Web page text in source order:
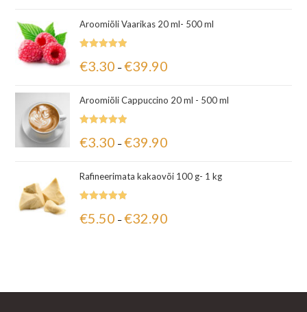
Aroomiõli Vaarikas 20 ml- 500 ml
5.00/ 5
€3.30 – €39.90
Aroomiõli Cappuccino 20 ml - 500 ml
5.00/ 5
€3.30 – €39.90
Rafineerimata kakaovõi 100 g- 1 kg
5.00 / 5
€5.50 – €32.90